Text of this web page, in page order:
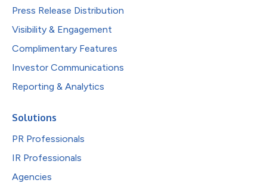
Press Release Distribution
Visibility & Engagement
Complimentary Features
Investor Communications
Reporting & Analytics
Solutions
PR Professionals
IR Professionals
Agencies